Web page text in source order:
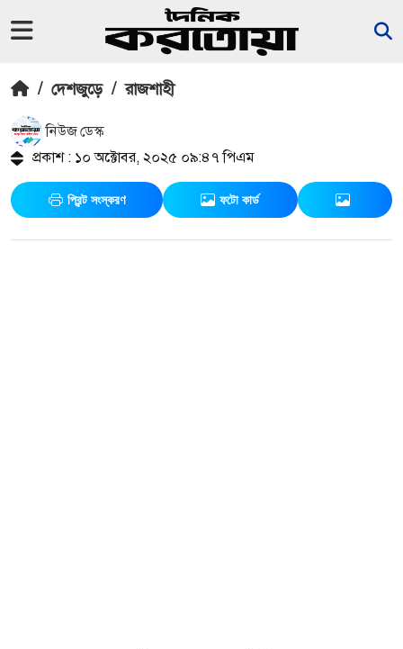
/ দেশজুড়ে / রাজশাহী
নিউজ ডেস্ক
প্রকাশ : ১০ অক্টোবর, ২০২৫ ০৯:৪৭ পিএম
প্রিন্ট সংস্করণ ফটো কার্ড